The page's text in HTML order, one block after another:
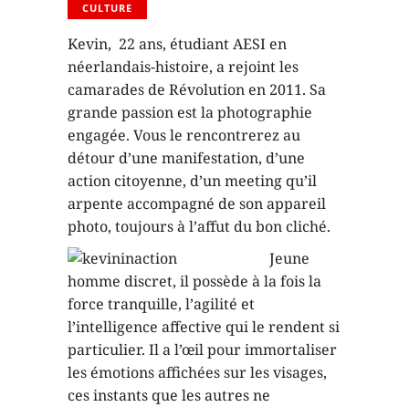
CULTURE
Kevin, 22 ans, étudiant AESI en
néerlandais-histoire, a rejoint les
camarades de Révolution en 2011. Sa
grande passion est la photographie
engagée. Vous le rencontrerez au
détour d’une manifestation, d’une
action citoyenne, d’un meeting qu’il
arpente accompagné de son appareil
photo, toujours à l’affut du bon cliché.
Jeune
homme discret, il possède à la fois la
force tranquille, l’agilité et
l’intelligence affective qui le rendent si
particulier. Il a l’œil pour immortaliser
les émotions affichées sur les visages,
ces instants que les autres ne